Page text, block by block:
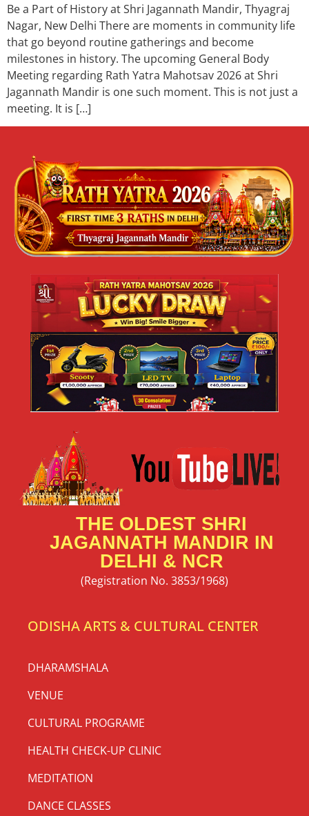
Be a Part of History at Shri Jagannath Mandir, Thyagraj
Nagar, New Delhi There are moments in community life
that go beyond routine gatherings and become
milestones in history. The upcoming General Body
Meeting regarding Rath Yatra Mahotsav 2026 at Shri
Jagannath Mandir is one such moment. This is not just a
meeting. It is […]
THE OLDEST SHRI
JAGANNATH MANDIR IN
DELHI & NCR
(Registration No. 3853/1968)
ODISHA ARTS & CULTURAL CENTER
DHARAMSHALA
VENUE
CULTURAL PROGRAME
HEALTH CHECK-UP CLINIC
MEDITATION
DANCE CLASSES